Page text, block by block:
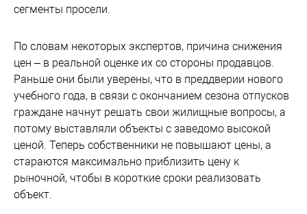
сегменты просели.
По словам некоторых экспертов, причина снижения
цен – в реальной оценке их со стороны продавцов.
Раньше они были уверены, что в преддверии нового
учебного года, в связи с окончанием сезона отпусков
граждане начнут решать свои жилищные вопросы, а
потому выставляли объекты с заведомо высокой
ценой. Теперь собственники не повышают цены, а
стараются максимально приблизить цену к
рыночной, чтобы в короткие сроки реализовать
объект.